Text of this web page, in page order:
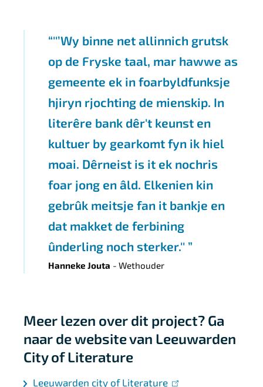
''’Wy binne net allinnich grutsk
op de Fryske taal, mar hawwe as
gemeente ek in foarbyldfunksje
hjiryn rjochting de mienskip. In
literêre bank dêr't keunst en
kultuer by gearkomt fyn ik hiel
moai. Dêrneist is it ek nochris
foar jong en âld. Elkenien kin
gebrûk meitsje fan it bankje en
dat makket de ferbining
ûnderling noch sterker.''
Hanneke Jouta Wethouder
Meer lezen over dit project? Ga
naar de website van Leeuwarden
City of Literature
Leeuwarden city of Literature (link